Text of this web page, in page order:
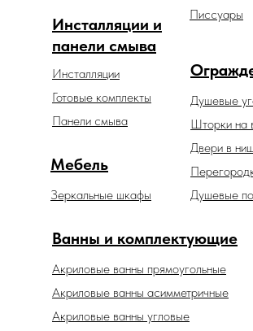
Ванны и комплектующие
Акриловые ванны прямоугольные
Зеркальные шкафы
Мебель
Душевые
Шторки на
Двери в
Душевые
Акриловые ванны асимметричные
Акриловые ванны угловые
Инсталляции и
панели смыва
Инсталляции
Готовые комплекты
Панели смыва
Писсуары